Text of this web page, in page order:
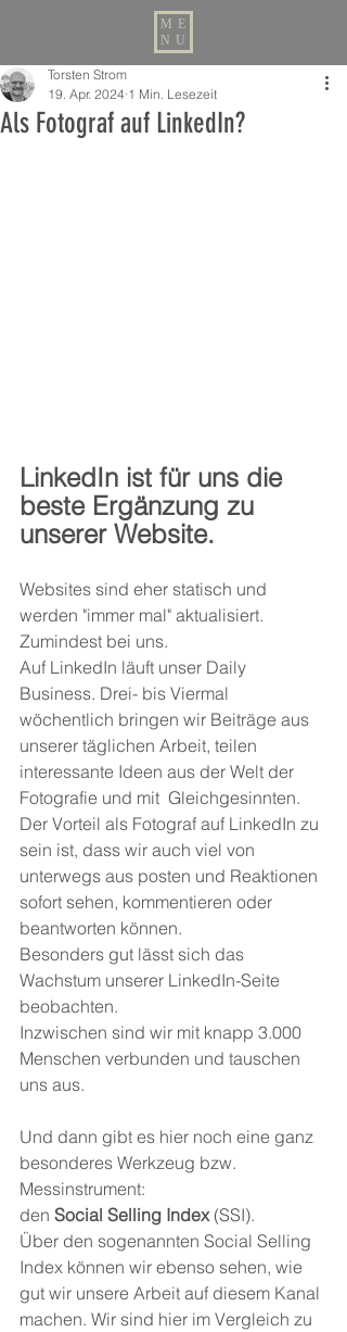
ME
NU
Als Fotograf auf LinkedIn?
Torsten Strom
19. Apr. 2024 1 Min. Lesezeit
LinkedIn ist für uns die
beste Ergänzung zu
unserer Website.
Websites sind eher statisch und
werden "immer mal" aktualisiert.
Zumindest bei uns.
Auf LinkedIn läuft unser Daily
Business. Drei- bis Viermal
wöchentlich bringen wir Beiträge aus
unserer täglichen Arbeit, teilen
interessante Ideen aus der Welt der
Fotografie und mit  Gleichgesinnten.
Der Vorteil als Fotograf auf LinkedIn zu
sein ist, dass wir auch viel von
unterwegs aus posten und Reaktionen
sofort sehen, kommentieren oder
beantworten können.
Besonders gut lässt sich das
Wachstum unserer LinkedIn-Seite
beobachten.
Inzwischen sind wir mit knapp 3.000
Menschen verbunden und tauschen
uns aus.
Und dann gibt es hier noch eine ganz
besonderes Werkzeug bzw.
Messinstrument:
den Social Selling Index (SSI).
Über den sogenannten Social Selling
Index können wir ebenso sehen, wie
gut wir unsere Arbeit auf diesem Kanal
machen. Wir sind hier im Vergleich zu